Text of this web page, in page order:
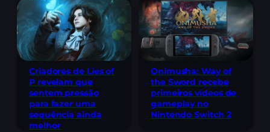
Criadores de Lies of
P revelam que
sentem pressão
para fazer uma
sequência ainda
melhor
Onimusha: Way of
the Sword recebe
primeiros vídeos de
gameplay no
Nintendo Switch 2